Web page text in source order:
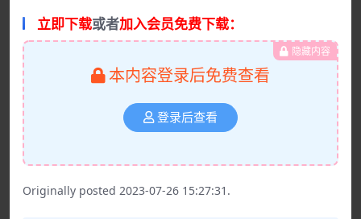
立即下载或者加入会员免费下载：
隐藏内容
本内容登录后免费查看
登录后查看
Originally posted 2023-07-26 15:27:31.